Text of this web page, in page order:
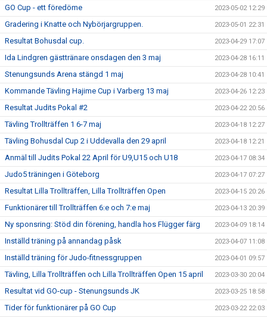
GO Cup - ett föredöme 2023-05-02 12:29
Gradering i Knatte och Nybörjargruppen. 2023-05-01 22:31
Resultat Bohusdal cup. 2023-04-29 17:07
Ida Lindgren gästtränare onsdagen den 3 maj 2023-04-28 16:11
Stenungsunds Arena stängd 1 maj 2023-04-28 10:41
Kommande Tävling Hajime Cup i Varberg 13 maj 2023-04-26 12:23
Resultat Judits Pokal #2 2023-04-22 20:56
Tävling Trollträffen 1 6-7 maj 2023-04-18 12:27
Tävling Bohusdal Cup 2 i Uddevalla den 29 april 2023-04-18 12:21
Anmäl till Judits Pokal 22 April för U9,U15 och U18 2023-04-17 08:34
Judo5 träningen i Göteborg 2023-04-17 07:27
Resultat Lilla Trollträffen, Lilla Trollträffen Open 2023-04-15 20:26
Funktionärer till Trollträffen 6:e och 7:e maj 2023-04-13 20:39
Ny sponsring: Stöd din förening, handla hos Flügger färg 2023-04-09 18:14
Inställd träning på annandag påsk 2023-04-07 11:08
Inställd träning för Judo-fitnessgruppen 2023-04-01 09:57
Tävling, Lilla Trollträffen och Lilla Trollträffen Open 15 april 2023-03-30 20:04
Resultat vid GO-cup - Stenungsunds JK 2023-03-25 18:58
Tider för funktionärer på GO Cup 2023-03-22 22:03